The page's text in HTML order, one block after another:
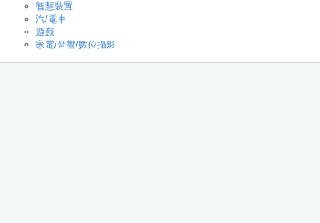
智慧裝置
汽/電車
遊戲
家電/音響/數位攝影